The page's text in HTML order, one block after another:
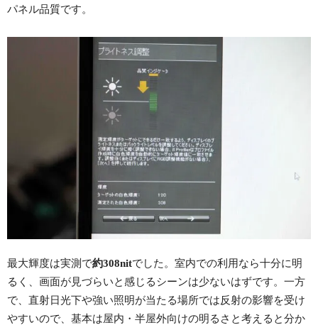
パネル品質です。
最大輝度は実測で約308nitでした。室内での利用なら十分に明
るく、画面が見づらいと感じるシーンは少ないはずです。一方
で、直射日光下や強い照明が当たる場所では反射の影響を受け
やすいので、基本は屋内・半屋外向けの明るさと考えると分か